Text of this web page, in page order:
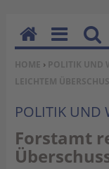
SIE BEFINDEN SICH
HOME › POLITIK UND
LEICHTEM
POLITIK UND
Forstamt
H
o
m
e
M
en
u
Su
ch
en